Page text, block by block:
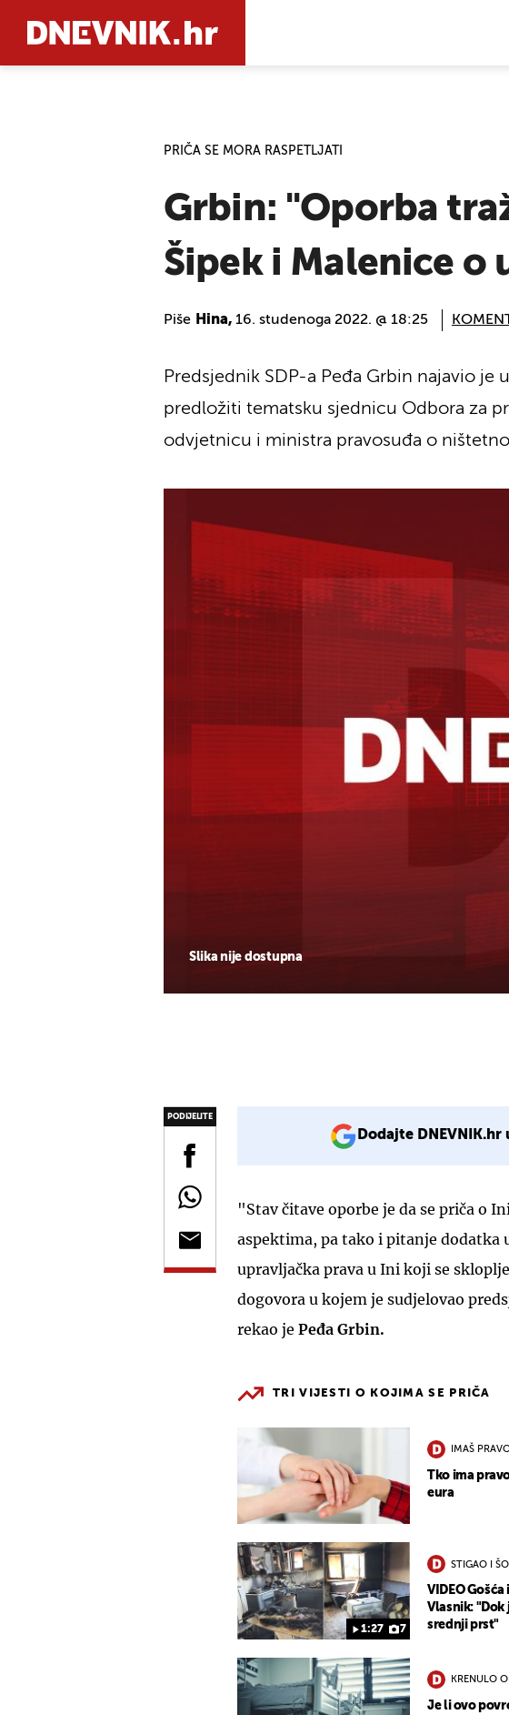
PRIČA SE MORA RASPETLJATI
Grbin: "Oporba
Šipek i Malenice o
Piše Hina, 16. studenoga 2022. @ 18:25
Slika nije dostupna
Predsjednik SDP-a Peđa Grbin najavio
predložiti tematsku sjednicu Odbora za
odvjetnicu i ministra pravosuđa o
PODIJELITE
Dodajte
"Stav čitave oporbe je da se priča o
aspektima, pa tako i pitanje dodatka
upravljačka prava u Ini koji se
dogovora u kojem je sudjelovao
rekao je Peđa Grbin.
TRI VIJESTI O KOJIMA SE PRIČA
IMAŠ
Tko ima
eura
1:27 7
STIGAO I
VIDEO
Vlasnik: "Dok
srednji prst"
KRENULO
Je li ovo